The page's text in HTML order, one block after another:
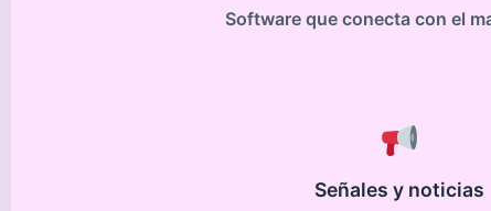
Software que conecta con el
Señales y noticias